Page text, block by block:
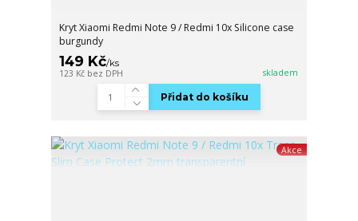
Kryt Xiaomi Redmi Note 9 / Redmi 10x Silicone case
burgundy
149 Kč/ks
123 Kč bez DPH skladem
Přidat do košíku
Akce